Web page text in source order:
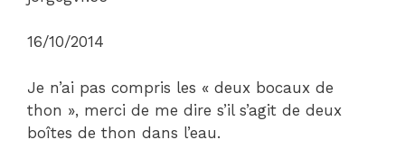
16/10/2014
Je n’ai pas compris les « deux bocaux de
thon », merci de me dire s’il s’agit de deux
boîtes de thon dans l’eau.